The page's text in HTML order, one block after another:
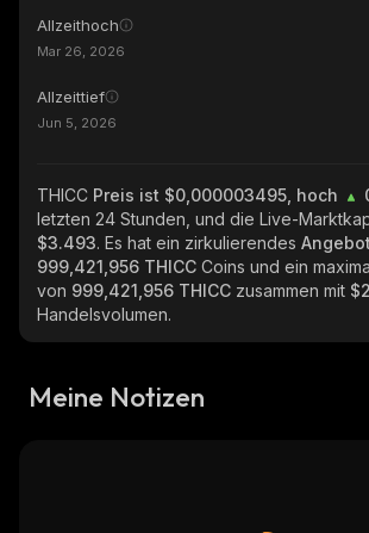
Allzeithoch
Mar 26, 2026
Allzeittief
Jun 5, 2026
THICC Preis ist $0,000003495, hoch
letzten 24 Stunden, und die Live-
$3.493. Es hat ein zirkulierendes
999,421,956 THICC Coins und ein
von 999,421,956 THICC zusammen mit $2
Handelsvolumen.
Meine Notizen